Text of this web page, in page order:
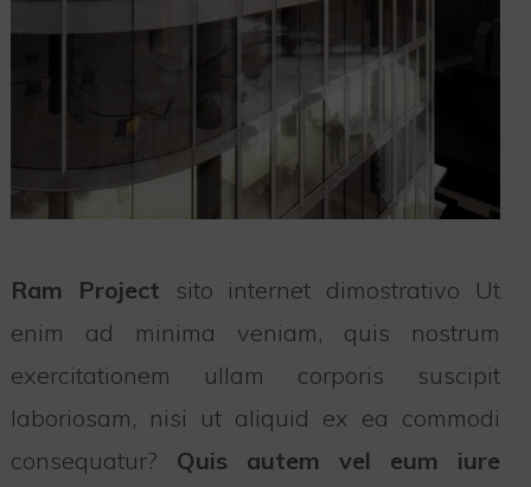
Ram Project sito internet dimostrativo Ut
enim ad minima veniam, quis nostrum
exercitationem ullam corporis suscipit
laboriosam, nisi ut aliquid ex ea commodi
consequatur? Quis autem vel eum iure